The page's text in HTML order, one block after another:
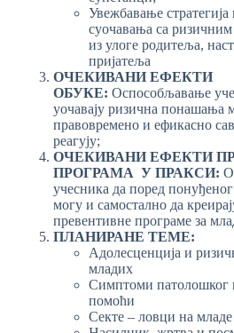
Увежбавање
суочавања са
из улоге родитеља,
пријатеља
ОЧЕКИВАНИ ЕФЕКТИ
ОБУКЕ: Оспособљавање
уочавају ризична понашања
правовремено и ефикасно
реагују;
ОЧЕКИВАНИ ЕФЕКТИ
ПРОГРАМА У ПРАКСИ:
учесника да поред понуђеног
могу и самостално да
превентивне програме за
ПЛАНИРАНЕ ТЕМЕ:
Адолесценција и
младих
Симптоми патолошког
помоћи
Секте – ловци на